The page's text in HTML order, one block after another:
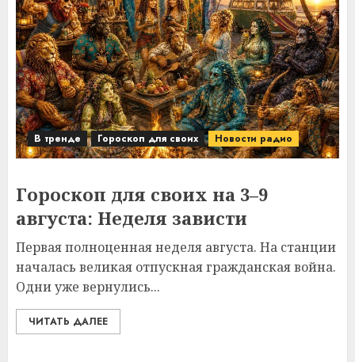
В тренде Гороскоп для своих Новости радио
Гороскоп для своих на 3–9
августа: Неделя зависти
Первая полноценная неделя августа. На станции
началась великая отпускная гражданская война.
Одни уже вернулись...
ЧИТАТЬ ДАЛЕЕ